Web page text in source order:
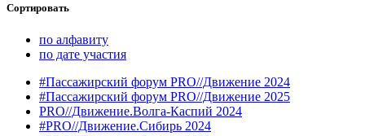
Сортировать
по алфавиту
по дате участия
#Пассажирский форум PRO//Движение 2024
#Пассажирский форум PRO//Движение 2025
PRO//Движение.Волга-Каспий 2024
#PRO//Движение.Сибирь 2024